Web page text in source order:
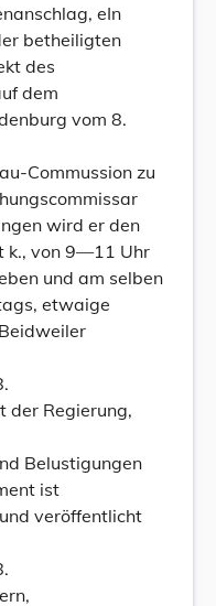
eIn
betheiligten
des
dem
vom 8.
Commussion zu
wird er den
k., von 9—11 Uhr
und am selben
etwaige
der Regierung,
Belustigungen
ist
veröffentlicht